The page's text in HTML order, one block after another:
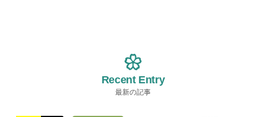
Recent Entry
最新の記事